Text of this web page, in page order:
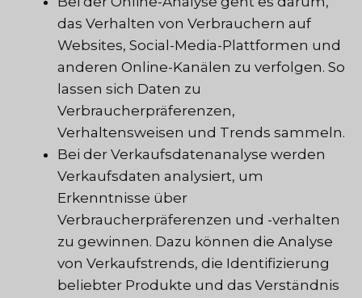
das Verhalten von Verbrauchern auf
Websites, Social-Media-Plattformen und
anderen Online-Kanälen zu verfolgen. So
lassen sich Daten zu
Verbraucherpräferenzen,
Verhaltensweisen und Trends sammeln.
Bei der Verkaufsdatenanalyse werden
Verkaufsdaten analysiert, um
Erkenntnisse über
Verbraucherpräferenzen und -verhalten
zu gewinnen. Dazu können die Analyse
von Verkaufstrends, die Identifizierung
beliebter Produkte und das Verständnis